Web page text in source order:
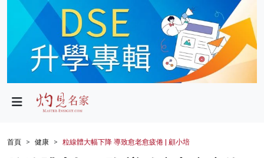
政局
財經
首頁 健康 粒線體大幅下降 導致愈老愈疲倦 | 顧小培